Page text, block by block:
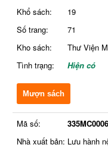
Khổ sách:
19
Số trang:
71
Kho sách:
Thư Viện
Tình trạng:
Hiện có
Mượn sách
Mã số:
Nhà xuất bản: Lưu hành